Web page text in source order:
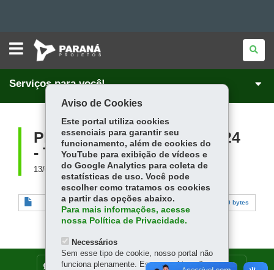
Ir
o
para
navegação
Ir
busca
PARANÁ
PROJETOS
Serviços para você!
PLANO DE TRABALHO 2024
- TRANSPARÊNCIA
13/07/2023
PLANO DE TRABALHO TRANSPARÊNCIA 2024.pdf 0 bytes
DENUNCIE CORRUPÇÃO
Aviso de Cookies
Este portal utiliza cookies
essenciais para garantir seu
funcionamento, além de cookies do
YouTube para exibição de vídeos e
do Google Analytics para coleta de
estatísticas de uso. Você pode
escolher como tratamos os cookies
a partir das opções abaixo.
Para mais informações, acesse
nossa Política de Privacidade.
Necessários
Sem esse tipo de cookie, nosso portal não
funciona plenamente. Esses cookies não